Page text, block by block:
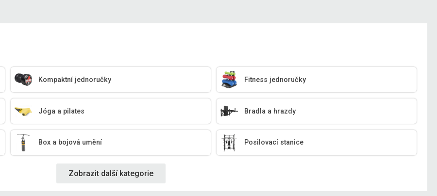
Kompaktní jednoručky Fitness jednoručky
Jóga a pilates Bradla a hrazdy
Box a bojová umění Posilovací stanice
Zobrazit další kategorie